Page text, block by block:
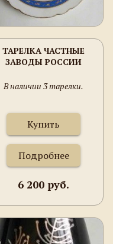
ТАРЕЛКА ЧАСТНЫЕ
ЗАВОДЫ РОССИИ
В наличии 3 тарелки.
Купить
Подробнее
6 200 руб.